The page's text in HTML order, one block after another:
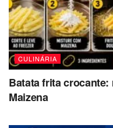
CULINÁRIA
Batata frita
Maizena